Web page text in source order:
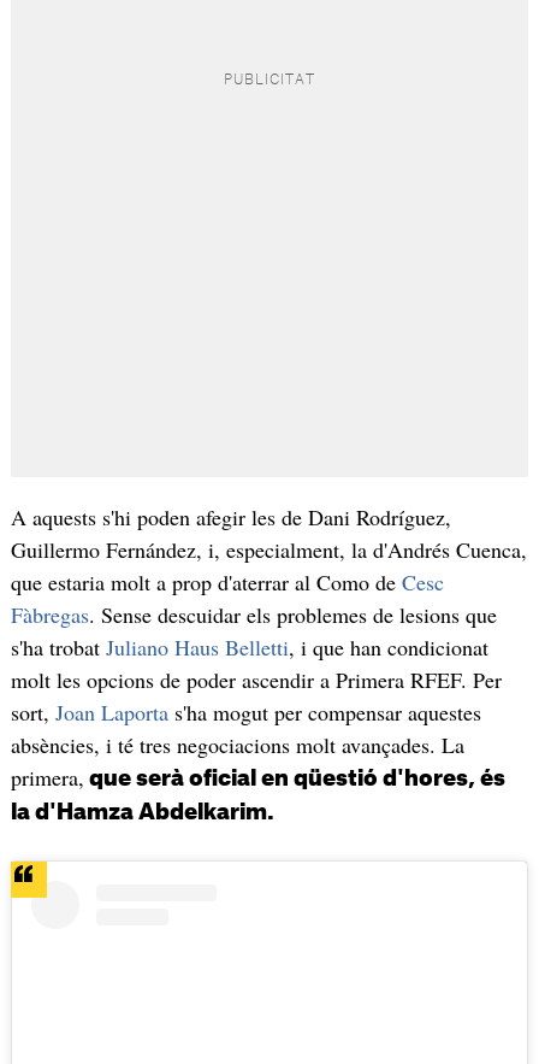
A aquests s'hi poden afegir les de Dani Rodríguez,
Guillermo Fernández, i, especialment, la d'Andrés Cuenca,
que estaria molt a prop d'aterrar al Como de Cesc
Fàbregas. Sense descuidar els problemes de lesions que
s'ha trobat Juliano Haus Belletti, i que han condicionat
molt les opcions de poder ascendir a Primera RFEF. Per
sort, Joan Laportas'ha mogut per compensar aquestes
absències, i té tres negociacions molt avançades. La
primera, que serà oficial en qüestió d'hores, és
la d'Hamza Abdelkarim.